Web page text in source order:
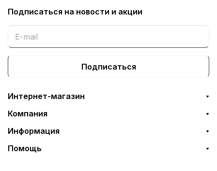
Подписаться на новости и акции
Подписаться
Интернет-магазин
Компания
Информация
Помощь